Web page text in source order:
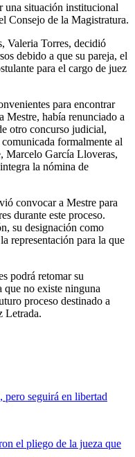
una situación institucional
Consejo de la Magistratura.
Valeria Torres, decidió
debido a que su pareja, el
para el cargo de juez
para encontrar
Mestre, había renunciado a
otro concurso judicial,
formalmente al
Marcelo García Lloveras,
la nómina de
convocar a Mestre para
durante este proceso.
su designación como
representación para la que
podrá retomar su
no existe ninguna
proceso destinado a
Letrada.
seguirá en libertad
el pliego de la jueza que